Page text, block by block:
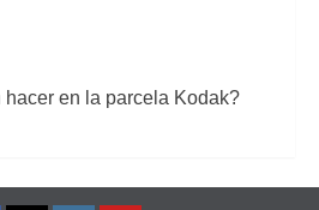
en la parcela Kodak?